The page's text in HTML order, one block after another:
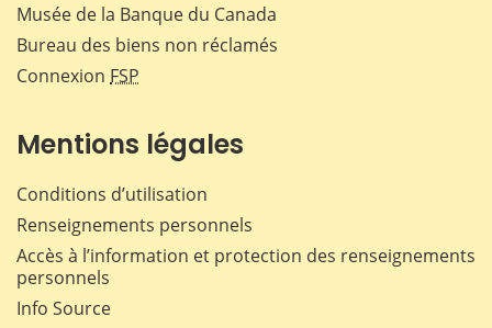
Musée de la Banque du Canada
Bureau des biens non réclamés
Connexion FSP
Mentions légales
Conditions d’utilisation
Renseignements personnels
Accès à l’information et protection des renseignements
personnels
Info Source